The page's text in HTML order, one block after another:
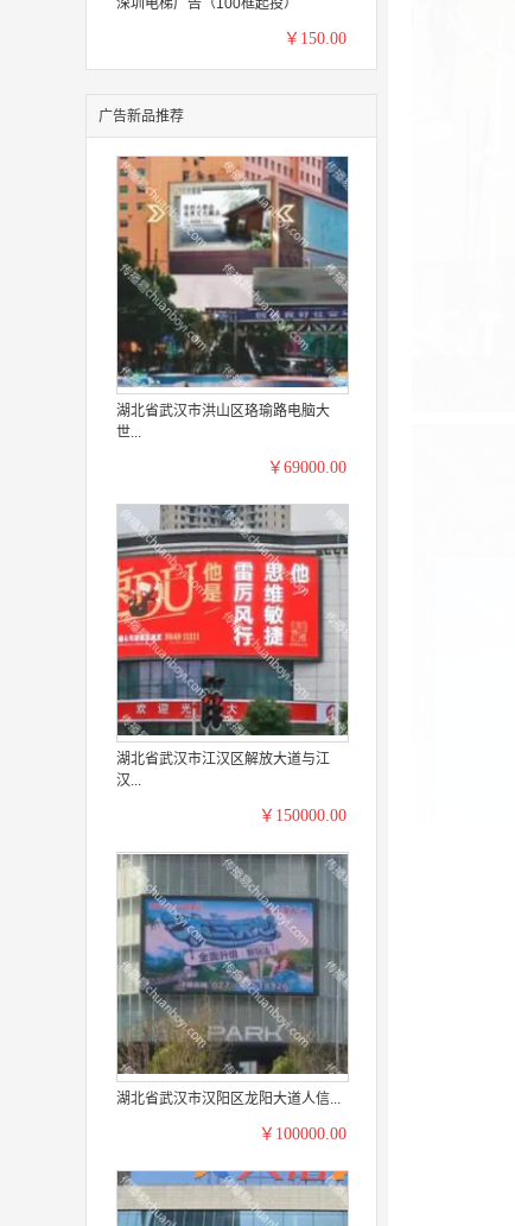
深圳电梯广告（100框起投）
￥150.00
广告新品推荐
湖北省武汉市洪山区珞瑜路电脑大
世...
￥69000.00
湖北省武汉市江汉区解放大道与江
汉...
￥150000.00
湖北省武汉市汉阳区龙阳大道人信...
￥100000.00